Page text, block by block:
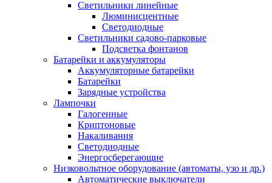
Светильники линейные
Люминисцентные
Светодиодные
Светильники садово-парковые
Подсветка фонтанов
Батарейки и аккумуляторы
Аккумуляторные батарейки
Батарейки
Зарядные устройства
Лампочки
Галогенные
Криптоновые
Накаливания
Светодиодные
Энергосберегающие
Низковольтное оборудование (автоматы, узо и др.)
Автоматические выключатели